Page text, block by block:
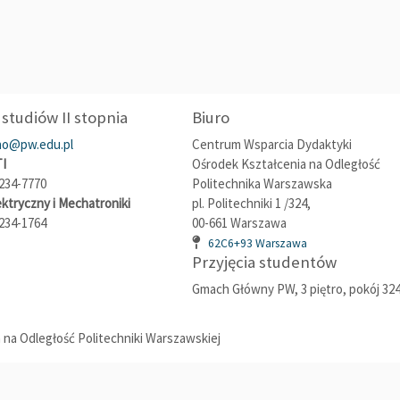
studiów II stopnia
7770
i Mechatroniki
1764
Biuro
Centrum Wsparcia Dydaktyki
Ośrodek Kształcenia na Odległość
Politechnika Warszawska
pl. Politechniki 1 /324,
00-661 Warszawa
62C6+93 Warszawa
Przyjęcia studentów
Gmach Główny PW, 3 piętro, pokój
Odległość Politechniki Warszawskiej